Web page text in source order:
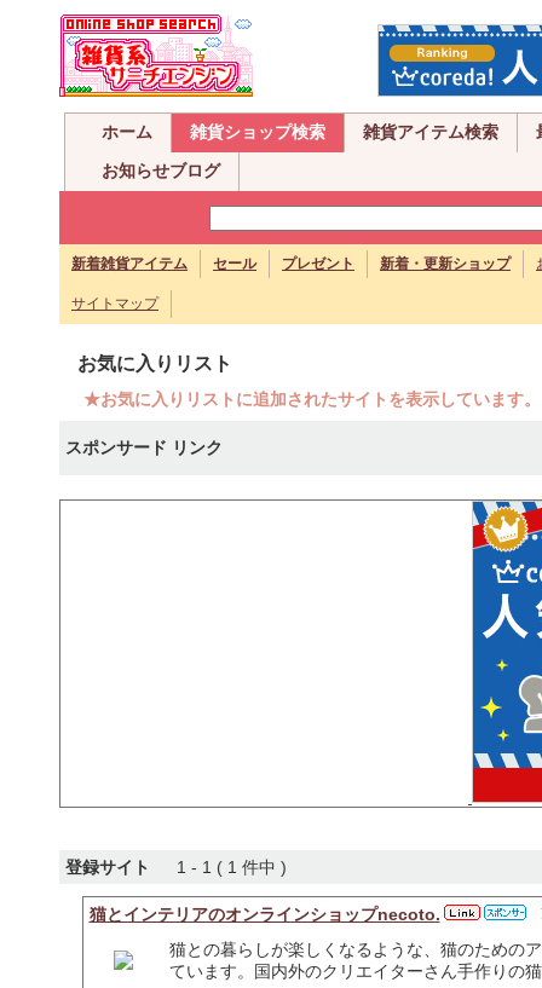
ホーム 雑貨ショップ検索 雑貨アイテム検索
お知らせブログ
新着雑貨アイテム セール プレゼント 新着・更新ショップ
サイトマップ
お気に入りリスト
★お気に入りリストに追加されたサイトを表示しています
スポンサード リンク
登録サイト 1 - 1 ( 1 件中 )
猫とインテリアのオンラインショップnecoto.
猫との暮らしが楽しくなるような、猫のための
ています。国内外のクリエイターさん手作りの